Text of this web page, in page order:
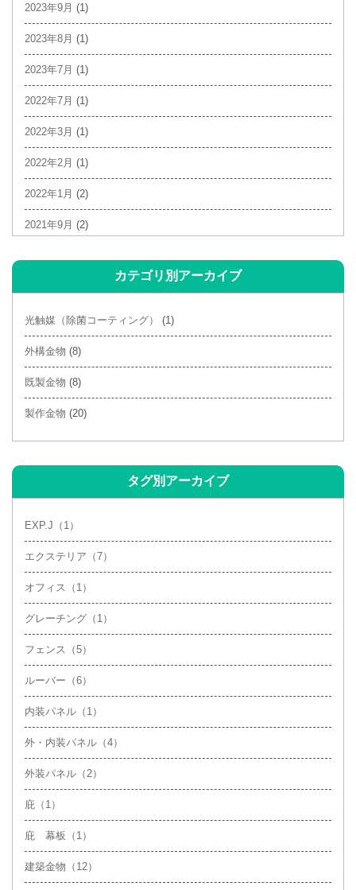
2023年9月 (1)
2023年8月 (1)
2023年7月 (1)
2022年7月 (1)
2022年3月 (1)
2022年2月 (1)
2022年1月 (2)
2021年9月 (2)
2021年3月(2)
2021年2月(4)
2020年10月(1)
2020年9月(1)
2020年7月(1)
カテゴリ別アーカイブ
光触媒（除菌コーティング） (1)
外構金物 (8)
既製金物 (8)
製作金物 (20)
タグ別アーカイブ
EXP.J（1）
エクステリア（7）
オフィス（1）
グレーチング（1）
フェンス（5）
ルーバー（6）
内装パネル（1）
外・内装パネル（4）
外装パネル（2）
庇（1）
庇 幕板（1）
建築金物（12）